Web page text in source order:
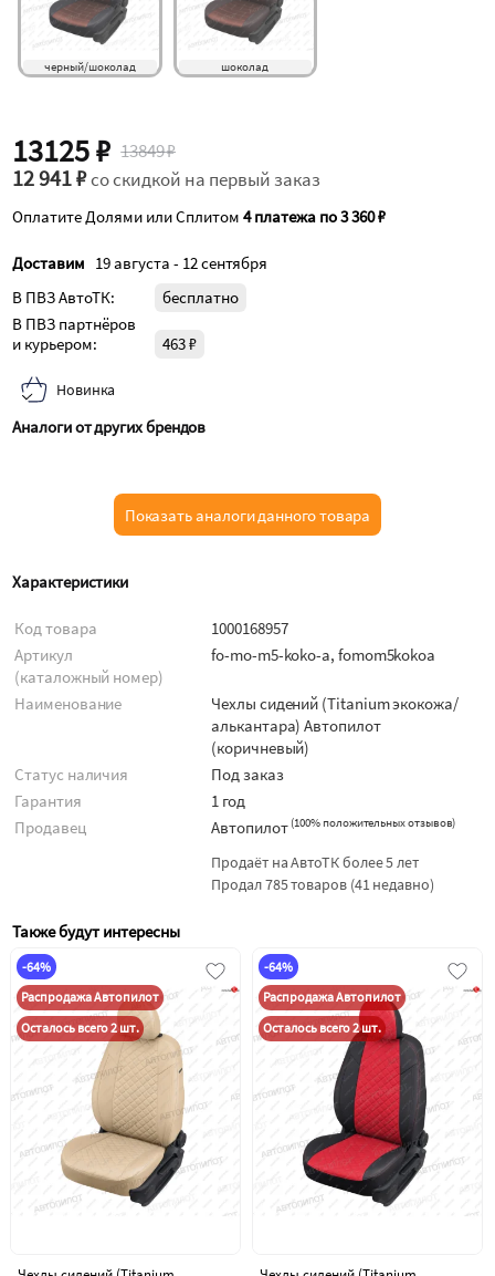
черный/шоколад шоколад
13125 ₽ 13849 ₽
12 941 ₽со скидкой на первый заказ
Оплатите Долями или Сплитом4 платежа по 3 360 ₽
Доставим 19 августа - 12 сентября
В ПВЗ АвтоТК:
бесплатно
В ПВЗ партнёров
и курьером:
463 ₽
Новинка
Аналоги от других брендов
Показать аналоги данного товара
Характеристики
Код товара
1000168957
Артикул
(каталожный номер)
fo-mo-m5-koko-a, fomom5kokoa
Наименование
Чехлы сидений (Titanium экокожа/
алькантара) Автопилот
(коричневый)
Статус наличия
Под заказ
Гарантия
1 год
Продавец
Автопилот (100% положительных отзывов)
Продаёт на АвтоТК более 5 лет
Продал 785 товаров (41 недавно)
Также будут интересны
-64%
Распродажа Автопилот
Осталось всего 2 шт.
-64%
Распродажа Автопилот
Осталось всего 2 шт.